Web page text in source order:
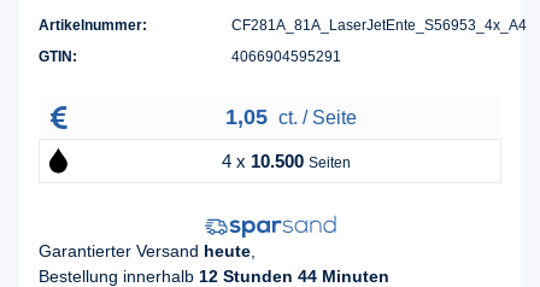
Artikelnummer:
CF281A_81A_LaserJetEnte_S56953_4x_A4
GTIN:
4066904595291
1,05 ct. / Seite
4 x 10.500 Seiten
Garantierter Versand heute
Bestellung innerhalb 12 Stunden 44 Minuten